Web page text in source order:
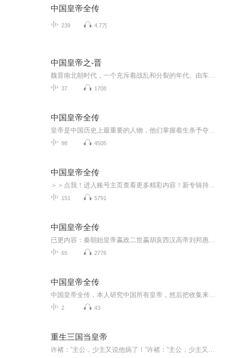
中国皇帝全传
239 4.7万
中国皇帝之-晋
37 1708
中国皇帝全传
98 4505
中国皇帝全传
151 5791
中国皇帝全传
65 2776
中国皇帝全传
2 43
重生三国当皇帝